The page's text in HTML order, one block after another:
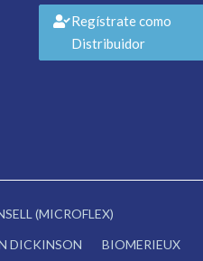
Regístrate como
Distribuidor
(MICROFLEX)
DICKINSON BIOMERIEUX